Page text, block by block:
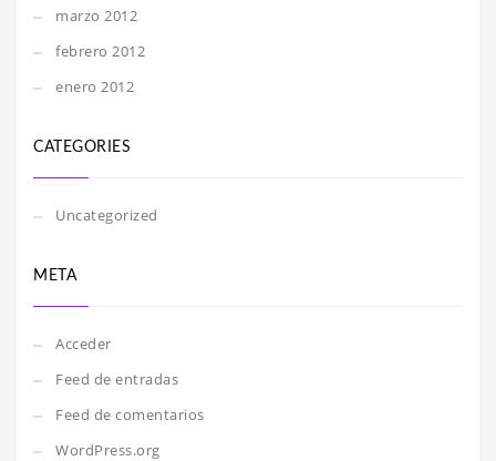
marzo 2012
febrero 2012
enero 2012
CATEGORIES
Uncategorized
META
Acceder
Feed de entradas
Feed de comentarios
WordPress.org